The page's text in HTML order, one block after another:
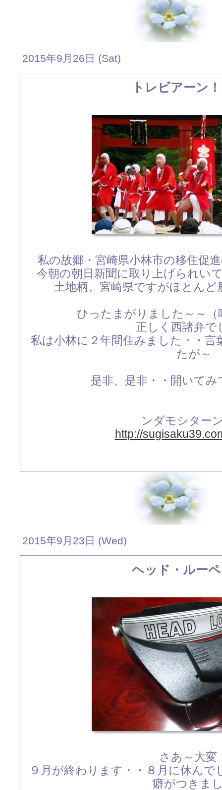
2015年9月26日 (Sat)
トレビアーン！
私の故郷・宮崎県小林市の移住促
今朝の朝日新聞に取り上げられい
土地柄、宮崎県ですがほとん
ひったまがりました～～（
正しく西諸弁で
私は小林に２年間住みました・・
たが～
是非、是非・・開いて
ンダモシター
http://
2015年9月23日 (Wed)
ヘッド・ルーペ
さあ～大変
９月が終わります・・８月に休ん
癖がつきま